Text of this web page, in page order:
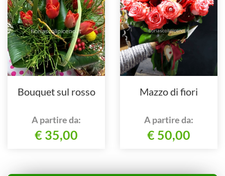
Bouquet sul rosso
A partire da:
€ 35,00
Mazzo di fiori
A partire da:
€ 50,00